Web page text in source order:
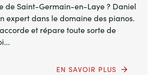
de Saint-Germain-en-Laye ? Daniel
expert dans le domaine des pianos.
et répare toute sorte de
EN SAVOIR PLUS